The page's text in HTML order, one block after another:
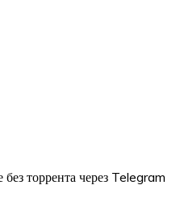
торрента через Telegram